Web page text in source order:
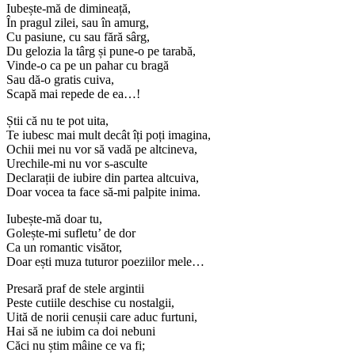
Iubește-mă de dimineață,
În pragul zilei, sau în amurg,
Cu pasiune, cu sau fără sârg,
Du gelozia la târg și pune-o pe tarabă,
Vinde-o ca pe un pahar cu bragă
Sau dă-o gratis cuiva,
Scapă mai repede de ea…!
Știi că nu te pot uita,
Te iubesc mai mult decât îți poți imagina,
Ochii mei nu vor să vadă pe altcineva,
Urechile-mi nu vor s-asculte
Declarații de iubire din partea altcuiva,
Doar vocea ta face să-mi palpite inima.
Iubește-mă doar tu,
Golește-mi sufletu’ de dor
Ca un romantic visător,
Doar ești muza tuturor poeziilor mele…
Presară praf de stele argintii
Peste cutiile deschise cu nostalgii,
Uită de norii cenușii care aduc furtuni,
Hai să ne iubim ca doi nebuni
Căci nu știm mâine ce va fi;